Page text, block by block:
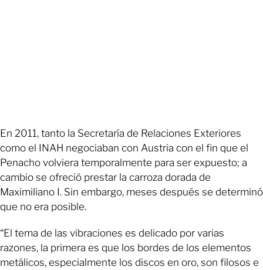
En 2011, tanto la Secretaría de Relaciones Exteriores
como el INAH negociaban con Austria con el fin que el
Penacho volviera temporalmente para ser expuesto; a
cambio se ofreció prestar la carroza dorada de
Maximiliano I. Sin embargo, meses después se determinó
que no era posible.
“El tema de las vibraciones es delicado por varias
razones, la primera es que los bordes de los elementos
metálicos, especialmente los discos en oro, son filosos e